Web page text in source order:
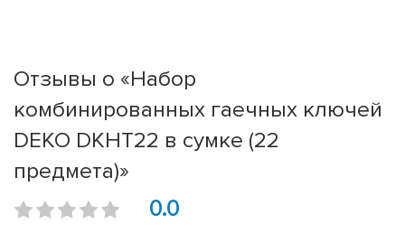
Отзывы о «Набор
комбинированных гаечных ключей
DEKO DKHT22 в сумке (22
предмета)»
0.0